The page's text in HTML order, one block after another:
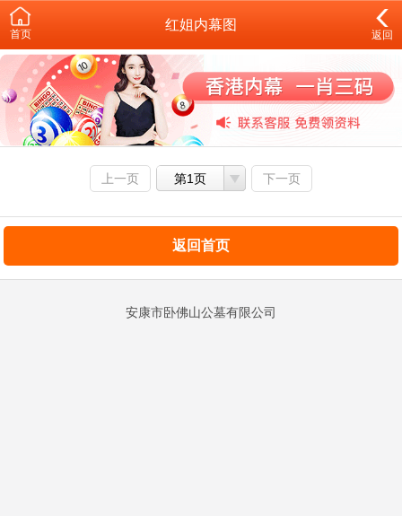
首页
红姐内幕图
返回
上一页 第1页 下一页
返回首页
安康市卧佛山公墓有限公司